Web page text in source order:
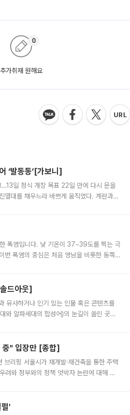
추가취재 원해요
0
‘발동동’[가보니]
일 정식 개장 목표 22일 만에 다시 문을
열대를 채우느라 바쁘게 움직였다. 계란과
폭염입니다. 낮 기온이 37~39도를 찍는 극
번 폭염의 중심은 처음 영남을 비롯한 동쪽
드아웃]
유사하거나 인기 있는 인물 혹은 콘텐츠를
알파세대의 합성어)의 눈길이 쏠린 곳은
중" 입장만 [종합]
리핑 서울시가 재개발·재건축을 통한 주택
려와 정부와의 정책 엇박자 논란에 대해 정
'